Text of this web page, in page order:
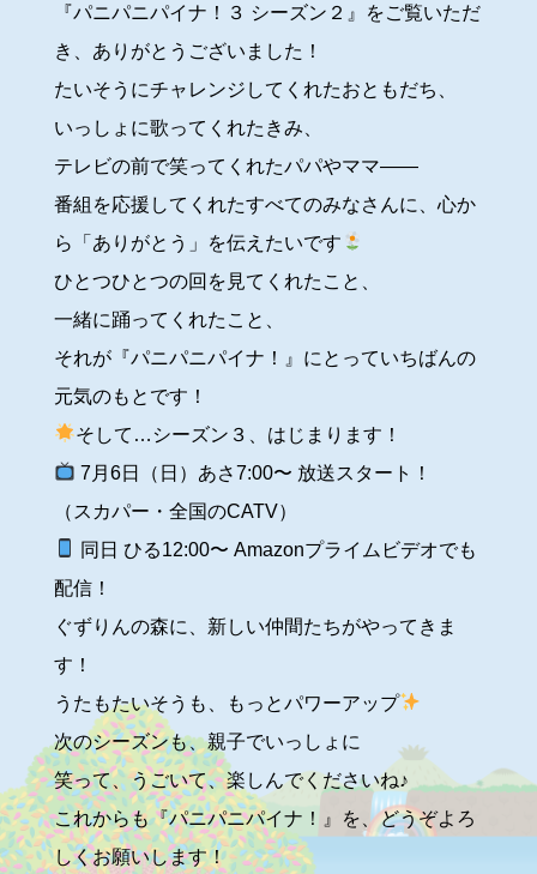
『パニパニパイナ！３ シーズン２』をご覧いただ
き、ありがとうございました！
たいそうにチャレンジしてくれたおともだち、
いっしょに歌ってくれたきみ、
テレビの前で笑ってくれたパパやママ――
番組を応援してくれたすべてのみなさんに、心か
ら「ありがとう」を伝えたいです
ひとつひとつの回を見てくれたこと、
一緒に踊ってくれたこと、
それが『パニパニパイナ！』にとっていちばんの
元気のもとです！
そして…シーズン３、はじまります！
7月6日（日）あさ7:00〜 放送スタート！
（スカパー・全国のCATV）
同日 ひる12:00〜 Amazonプライムビデオでも
配信！
ぐずりんの森に、新しい仲間たちがやってきま
す！
うたもたいそうも、もっとパワーアップ
次のシーズンも、親子でいっしょに
笑って、うごいて、楽しんでくださいね♪
これからも『パニパニパイナ！』を、どうぞよろ
しくお願いします！